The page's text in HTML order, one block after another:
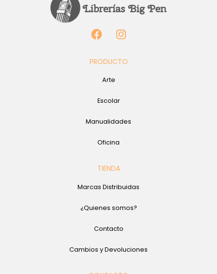
PRODUCTO
Arte
Escolar
Manualidades
Oficina
TIENDA
Marcas Distribuidas
¿Quienes somos?
Contacto
Cambios y Devoluciones